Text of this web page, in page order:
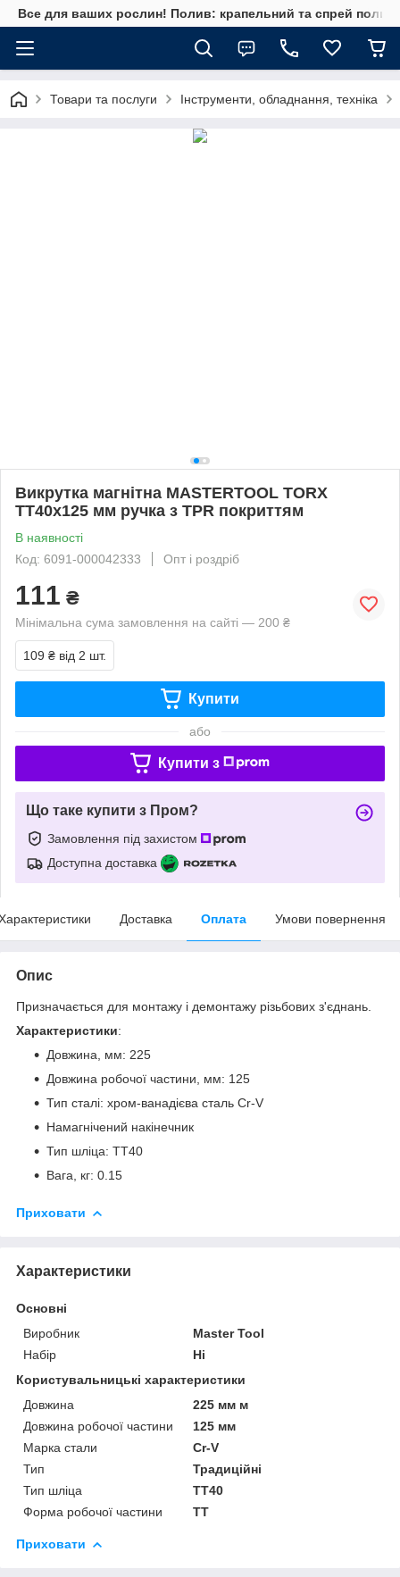
Все для ваших рослин! Полив: крапельний та спрей полив,
Товари та послуги Інструменти, обладнання, техніка
Викрутка магнітна MASTERTOOL TORX
TT40х125 мм ручка з TPR покриттям
В наявності
Код: 6091-000042333
Опт і роздріб
111 ₴
Мінімальна сума замовлення на сайті — 200 ₴
109 ₴ від 2 шт.
Купити
або
Купити з
Що таке купити з Пром?
Замовлення під захистом
Доступна доставка
Доставка Оплата Умови повернення
Опис
Призначається для монтажу і демонтажу різьбових з'єднань.
Характеристики:
Довжина, мм: 225
Довжина робочої частини, мм: 125
Тип сталі: хром-ванадієва сталь Cr-V
Намагнічений накінечник
Тип шліца: TT40
Вага, кг: 0.15
Приховати
Характеристики
Основні
Виробник
Master Tool
Набір
Ні
Користувальницькі характеристики
Довжина
225 мм м
Довжина робочої частини
125 мм
Марка стали
Cr-V
Тип
Традиційні
Тип шліца
TT40
Форма робочої частини
ТТ
Приховати